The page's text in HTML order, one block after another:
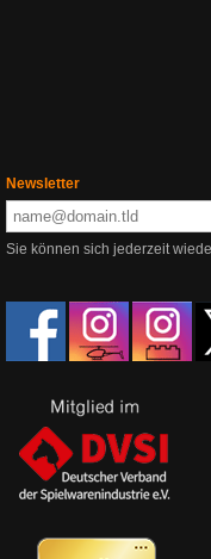
Newsletter
Sie können sich jederzeit